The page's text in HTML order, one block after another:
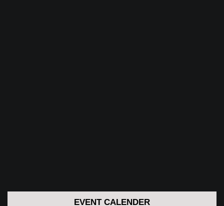
EVENT CALENDER